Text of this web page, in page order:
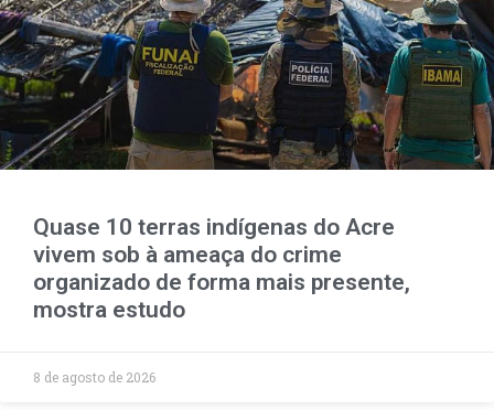
Quase 10 terras indígenas do Acre
vivem sob à ameaça do crime
organizado de forma mais presente,
mostra estudo
8 de agosto de 2026